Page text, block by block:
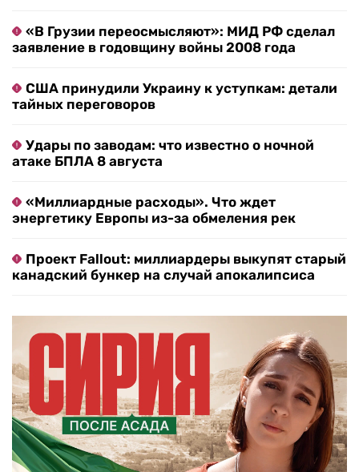
«В Грузии переосмысляют»: МИД РФ сделал
заявление в годовщину войны 2008 года
США принудили Украину к уступкам: детали
тайных переговоров
Удары по заводам: что известно о ночной
атаке БПЛА 8 августа
«Миллиардные расходы». Что ждет
энергетику Европы из-за обмеления рек
Проект Fallout: миллиардеры выкупят старый
канадский бункер на случай апокалипсиса